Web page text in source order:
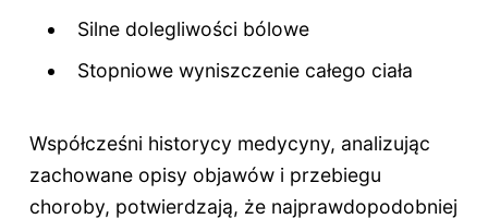
Silne dolegliwości bólowe
Stopniowe wyniszczenie całego ciała
Współcześni historycy medycyny, analizując
zachowane opisy objawów i przebiegu
choroby, potwierdzają, że najprawdopodobniej